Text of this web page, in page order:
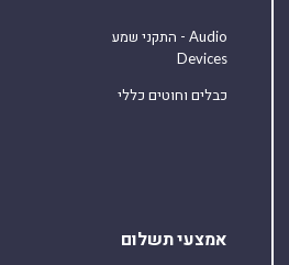
התקני שמע - Audio
Devices
כבלים וחוטים כללי
אמצעי תשלום